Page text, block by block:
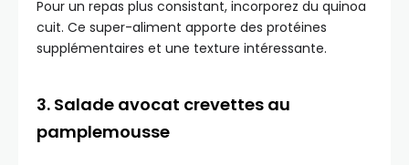
Pour un repas plus consistant, incorporez du quinoa
cuit. Ce super-aliment apporte des protéines
supplémentaires et une texture intéressante.
3. Salade avocat crevettes au
pamplemousse